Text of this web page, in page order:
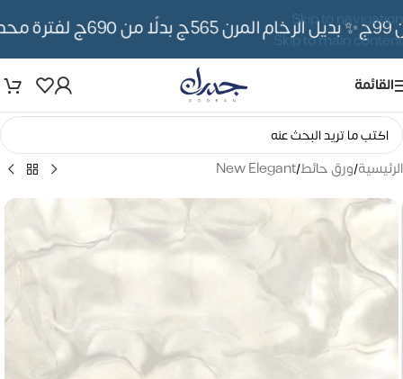
Skip to navigation
Skip to main content
✨ بديل الرخام المرن 565ج بدلًا من 690ج لفترة محدوده
القائمة
الرئيسية/ورق حائط/
New Elegant